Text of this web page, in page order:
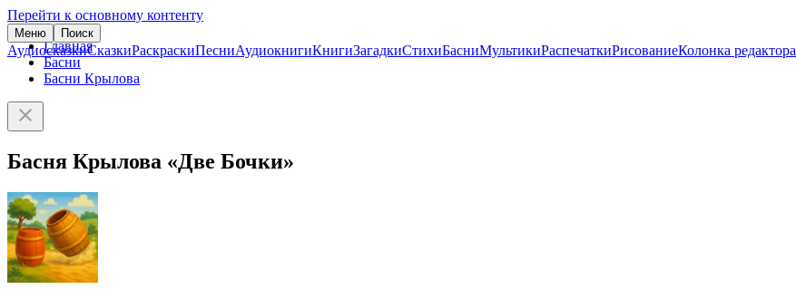
Перейти к основному контенту
Меню Поиск
АудиосказкиСказкиРаскраскиПесниАудиокнигиКнигиЗагадкиСтихиБасниМультикиРаспечаткиРисованиеКолонка редактора
Главная
Басни
Басни Крылова
Басня Крылова «Две Бочки»